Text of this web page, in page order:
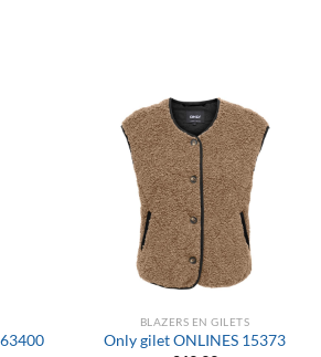
BLAZERS EN GILETS
Only gilet ONLINES 15373